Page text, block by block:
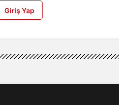
Giriş Yap